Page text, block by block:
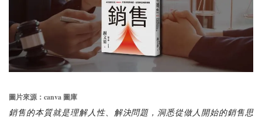
圖片來源： canva 圖庫
銷售的本質就是理解人性、解決問題，洞悉從做人開始的銷售思